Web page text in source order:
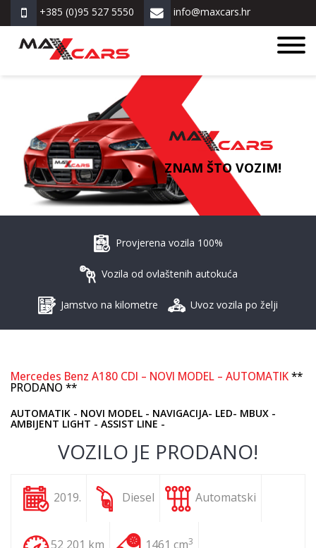
+385 (0)95 527 5550 info@maxcars.hr
ZNAM ŠTO VOZIM!
Provjerena vozila 100%
Vozila od ovlaštenih autokuća
Jamstvo na kilometre Uvoz vozila po želji
Mercedes Benz A180 CDI – NOVI MODEL – AUTOMATIK**
PRODANO **
AUTOMATIK - NOVI MODEL - NAVIGACIJA- LED- MBUX -
AMBIJENT LIGHT - ASSIST LINE -
VOZILO JE PRODANO!
2019. Diesel Automatski
52 201 km 1461 cm3